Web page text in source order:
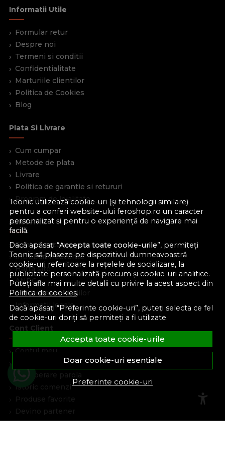
Teonic utilizează cookie-uri (și tehnologii similare)
pentru a conferi website-ului feroshop.ro un caracter
personalizat și pentru o experiență de navigare mai
facilă.
Dacă apăsați “Accepta toate cookie-urile”, permiteți
Teonic să plaseze pe dispozitivul dumneavoastră
cookie-uri referitoare la rețelele de socializare, la
publicitate personalizată precum și cookie-uri analitice.
Puteți afla mai multe detalii cu privire la acest aspect din
Politica de cookies.
Dacă apăsați “Preferinte cookie-uri”, puteți selecta ce fel
de cookie-uri doriți să permiteți a fi utilizate.
Accepta toate cookie-urile
Doar cookie-uri esentiale
Preferinte cookie-uri
Informatii Utile
Formular retur
Despre noi
Termeni si conditii
Confidentialitate
Marturiile clientilor
Politica de Cookies
Blog
Plata Si Livrare
Cum cumpar
Metode de plata
Livrare
Politica de garantie si retururi
Program de loialitate
Asistenta
Contacteaza-ne
Intrebari frecvente
Harta site
ANPC
Solutionarea litigiilor
Informatii legale
Cont Client
Contul meu
Recuperare parola
Istoric comenzi
Produse favorite
Devino partener